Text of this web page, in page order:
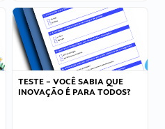
TESTE – VOCÊ SABIA QUE
INOVAÇÃO É PARA TODOS?